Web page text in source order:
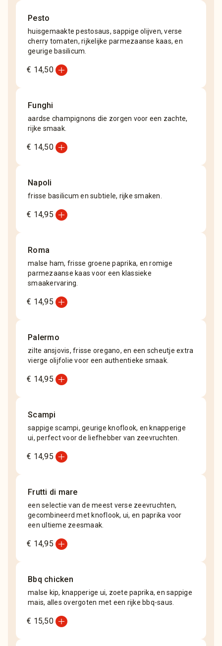
Pesto
huisgemaakte pestosaus, sappige olijven, verse
cherry tomaten, rijkelijke parmezaanse kaas, en
geurige basilicum.
€ 14,50add_circle
Funghi
aardse champignons die zorgen voor een zachte,
rijke smaak.
€ 14,50add_circle
Napoli
frisse basilicum en subtiele, rijke smaken.
€ 14,95 add_circle
Roma
malse ham, frisse groene paprika, en romige
parmezaanse kaas voor een klassieke
smaakervaring.
€ 14,95 add_circle
Palermo
zilte ansjovis, frisse oregano, en een scheutje extra
vierge olijfolie voor een authentieke smaak.
€ 14,95 add_circle
Scampi
sappige scampi, geurige knoflook, en knapperige
ui, perfect voor de liefhebber van zeevruchten.
€ 14,95 add_circle
Frutti di mare
een selectie van de meest verse zeevruchten,
gecombineerd met knoflook, ui, en paprika voor
een ultieme zeesmaak.
€ 14,95 add_circle
Bbq chicken
malse kip, knapperige ui, zoete paprika, en sappige
mais, alles overgoten met een rijke bbq-saus.
€ 15,50add_circle